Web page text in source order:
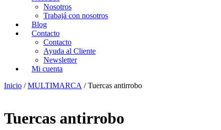
Nosotros
Trabajá con nosotros
Blog
Contacto
Contacto
Ayuda al Cliente
Newsletter
Mi cuenta
Inicio /MULTIMARCA / Tuercas antirrobo
Tuercas antirrobo